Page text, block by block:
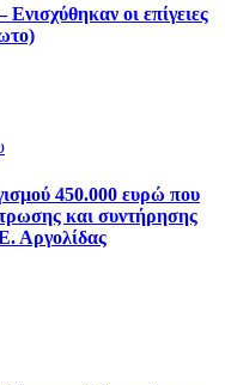
οι επίγειες
450.000 ευρώ που
και συντήρησης
Αργολίδας